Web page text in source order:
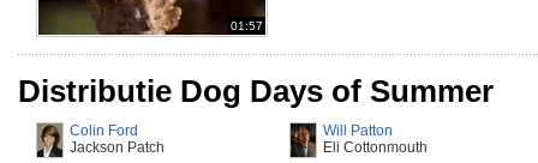
01:57
Distributie Dog Days of Summer
Colin Ford
Jackson Patch
Will Patton
Eli Cottonmouth